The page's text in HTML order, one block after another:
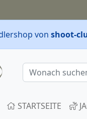
von shoot-
STARTSEITE